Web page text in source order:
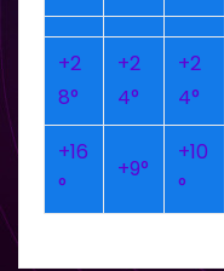
+2
8°
+2
4°
+2
4°
+16
°
+9°
+10
°